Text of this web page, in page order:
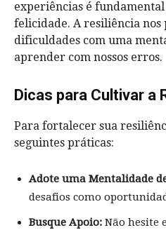
experiências é
felicidade. A resiliência
dificuldades com uma
aprender com nossos erros.
Dicas para Cultivar a
Para fortalecer sua
seguintes práticas:
Adote uma Mentalidade
desafios como
Busque Apoio: Não hesite